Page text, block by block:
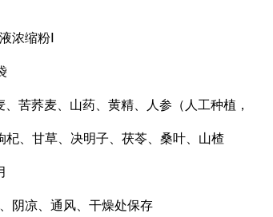
浓缩粉Ⅰ
、苦荞麦、山药、黄精、人参（人工种植，
杞、甘草、决明子、茯苓、桑叶、山楂
阴凉、通风、干燥处保存